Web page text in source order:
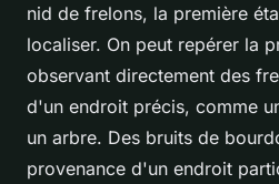
nid de frelons, la première
localiser. On peut repérer la
observant directement des
d'un endroit précis, comme
un arbre. Des bruits de
provenance d'un endroit